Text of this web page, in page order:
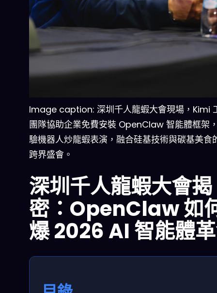
Image caption: 深圳千人龍蝦大會現場，Kimi
團隊協助企業免費安裝 OpenClaw 智能體框架
驗機器人炒龍蝦表演，融合硅基技術與碳基美食
跨界盛會。
深圳千人龍蝦大會揭
密：OpenClaw 如
爆 2026 AI 智能體